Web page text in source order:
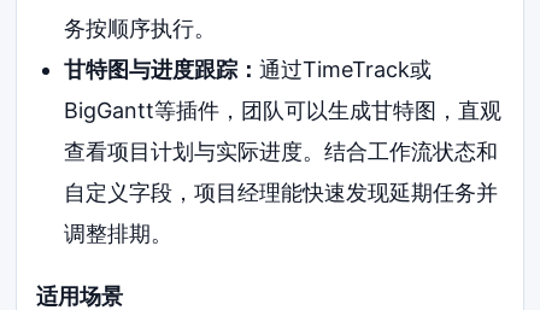
务按顺序执行。
甘特图与进度跟踪： 通过TimeTrack或
BigGantt等插件，团队可以生成甘特图，直观
查看项目计划与实际进度。结合工作流状态和
自定义字段，项目经理能快速发现延期任务并
调整排期。
适用场景